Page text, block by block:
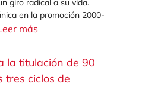
en la promoción 2000-
más
la titulación de 90
tres ciclos de